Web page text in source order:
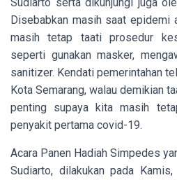
Disebabkan masih saat epidemi
masih tetap taati prosedur
seperti gunakan masker,
sanitizer. Kendati pemerintahan
Kota Semarang, walau demikian
penting supaya kita masih
penyakit pertama covid-19.
Acara Panen Hadiah Simpedes
Sudiarto, dilakukan pada